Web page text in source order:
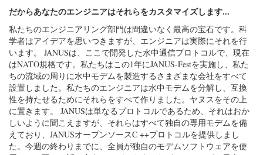
だからあなたのエンジニアはそれらをカスタマイズします...
私たちのエンジニアリング部門は間違いなく最高の宝石です。科
学者はアイデアを思いつきますが、エンジニアは実際にそれを行
います。 JANUSは、ここで開発した水中通信プロトコルで、現在
はNATO規格です。私たちはこの1年にJANUS-Festを実施し、私た
ちの流域の周りに水中モデムを製造するさまざまな会社をすべて
設置しました。私たちのエンジニアは水中モデムを分解し、互換
性を持たせるためにそれらをすべて作りました。ヤヌスをその上
に置きます。 JANUSは単なるプロトコルであるため、それはおか
しいように聞こえますが、それらはすべて独自の専用モデムを備
えており、JANUSオープンソースC ++プロトコルを提供しまし
た。今週の終わりまでに、全員が独自のモデムソフトウェアを使